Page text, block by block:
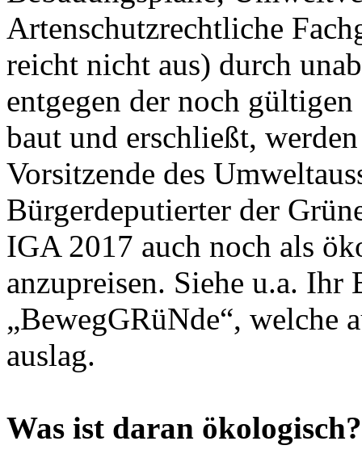
Artenschutzrechtliche
reicht nicht aus) durch
entgegen der noch
baut und erschließt,
Vorsitzende des
Bürgerdeputierter der
IGA 2017 auch noch als
anzupreisen. Siehe u.a.
„BewegGRüNde“, welche
auslag.
Was ist daran ökologisch?